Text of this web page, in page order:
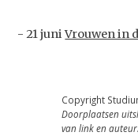
- 21 juniVrouwen in
Copyright
Doorplaatsen
van link en auteur.